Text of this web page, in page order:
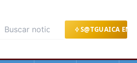
S@TGUAICA EN